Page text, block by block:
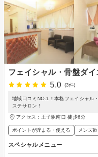
フェイシャル・骨盤ダ
5.0
(3件)
地域口コミNO.1！本格フェイシャル
ステサロン！
アクセス：王子駅南口 徒歩6分
ポイントが貯まる・使える メンズ
スペシャルメニュー